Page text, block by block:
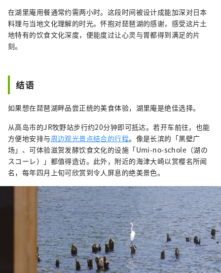
在湖里庵用餐通常约需两小时。这段时间被设计成能加深对日本
料理与当地文化理解的时光。怀抱对琵琶湖的感谢，感受这片土
地特有的饮食文化深度，便能度过让心灵与胃都得到满足的片
刻。
结语
如果想在琵琶湖畔品尝正统的美食体验，湖里庵是绝佳选择。
从高岛市的JR牧野站步行约20分钟即可抵达。若开车前往，也能
方便地安排与周边观光景点结合的行程。像是长滨的「黑壁广
场」、可体验滋贺发酵饮食文化的设施「Umi-no-schole（湖の
スコーレ）」都值得造访。此外，附近的海津大崎以赏樱名所闻
名，每年四月上旬可欣赏到令人屏息的绝美景色。